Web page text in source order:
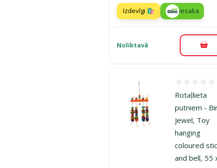
Izdevīgi 🛍️ iesaka
Noliktavā
Rotaļlieta
putniem -
Jewel, Toy
hanging
coloured
and bell, 55